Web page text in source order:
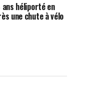
ans héliporté en
une chute à vélo